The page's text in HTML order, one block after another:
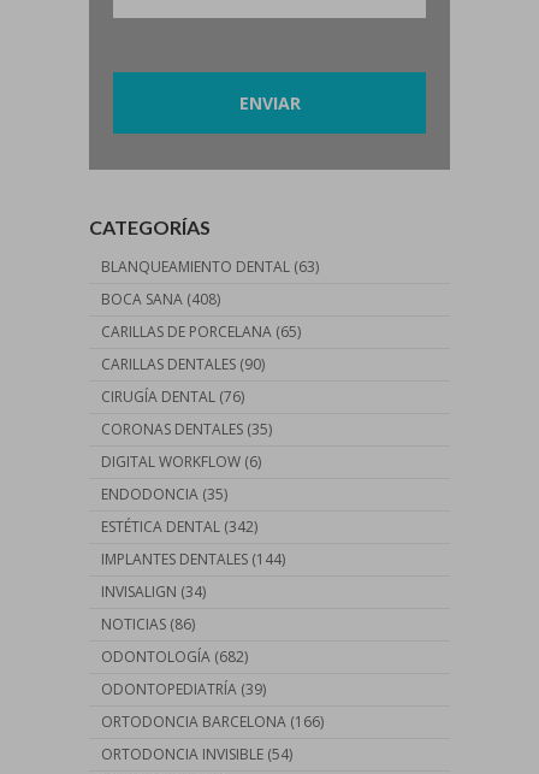
CATEGORÍAS
BLANQUEAMIENTO DENTAL (63)
BOCA SANA (408)
CARILLAS DE PORCELANA (65)
CARILLAS DENTALES (90)
CIRUGÍA DENTAL (76)
CORONAS DENTALES (35)
DIGITAL WORKFLOW (6)
ENDODONCIA (35)
ESTÉTICA DENTAL (342)
IMPLANTES DENTALES (144)
INVISALIGN (34)
NOTICIAS (86)
ODONTOLOGÍA (682)
ODONTOPEDIATRÍA (39)
ORTODONCIA BARCELONA (166)
ORTODONCIA INVISIBLE (54)